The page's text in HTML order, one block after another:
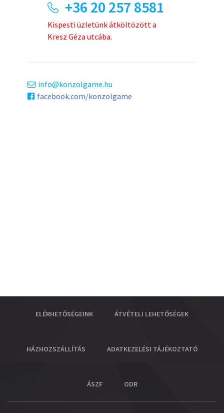
+36 20 257 8581
Kispesti üzletünk átköltözött a
Kresz Géza utcába.
info
konzolgame.hu
facebook.com/konzolgame
ELÉRHETŐSÉGEINK ÁTVÉTELI LEHETŐSÉGEK
HÁZHOZSZÁLLÍTÁS ADATKEZELÉSI TÁJÉKOZTATÓ
ÁSZF ODR